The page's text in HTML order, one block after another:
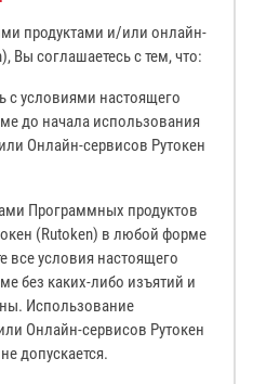
продуктами и/или онлайн-
Вы соглашаетесь с тем, что:
с условиями настоящего
до начала использования
Онлайн-сервисов Рутокен
Программных продуктов
(Rutoken) в любой форме
все условия настоящего
без каких-либо изъятий и
Использование
Онлайн-сервисов Рутокен
допускается.